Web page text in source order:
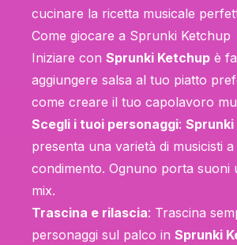
cucinare la ricetta musicale
Come giocare a Sprunki Ketchup
Iniziare con Sprunki Ketchup è
aggiungere salsa al tuo piatto
come creare il tuo capolavoro
Scegli i tuoi personaggi:
presenta una varietà di musicisti a
condimento. Ognuno porta suoni
mix.
Trascina e rilascia: Trascina
personaggi sul palco in Sprunki